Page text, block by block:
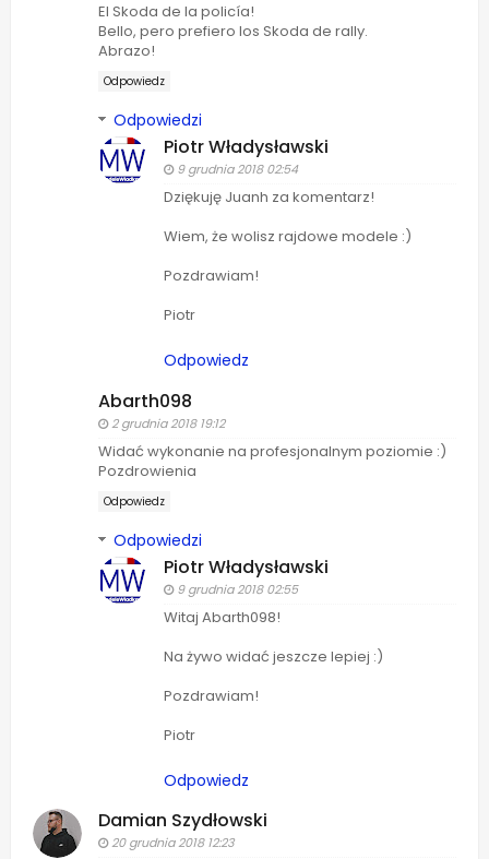
El Skoda de la policía!
Bello, pero prefiero los Skoda de rally.
Abrazo!
Odpowiedz
Odpowiedzi
Piotr Władysławski
9 grudnia 2018 02:54
Dziękuję Juanh za komentarz!
Wiem, że wolisz rajdowe modele :)
Pozdrawiam!
Piotr
Odpowiedz
Abarth098
2 grudnia 2018 19:12
Widać wykonanie na profesjonalnym poziomie :)
Pozdrowienia
Odpowiedz
Odpowiedzi
Piotr Władysławski
9 grudnia 2018 02:55
Witaj Abarth098!
Na żywo widać jeszcze lepiej :)
Pozdrawiam!
Piotr
Odpowiedz
Damian Szydłowski
20 grudnia 2018 12:23